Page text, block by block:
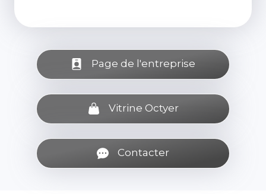
Page de l'entreprise
Vitrine Octyer
Contacter